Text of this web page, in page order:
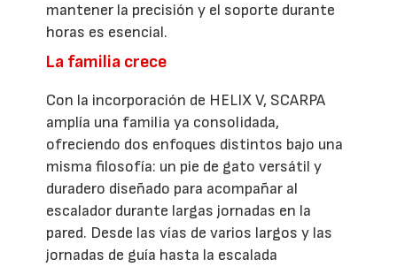
mantener la precisión y el soporte durante
horas es esencial.
La familia crece
Con la incorporación de HELIX V, SCARPA
amplía una familia ya consolidada,
ofreciendo dos enfoques distintos bajo una
misma filosofía: un pie de gato versátil y
duradero diseñado para acompañar al
escalador durante largas jornadas en la
pared. Desde las vías de varios largos y las
jornadas de guía hasta la escalada